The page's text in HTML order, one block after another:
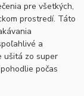
pre všetkých,
prostredí. Táto
a
ušitá zo super
počas